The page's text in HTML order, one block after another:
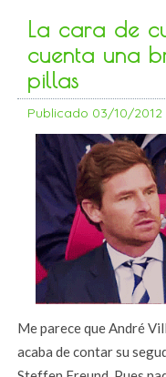
La cara de
cuenta una
pillas
Publicado 03/10/2012
Me parece que André
acaba de contar su